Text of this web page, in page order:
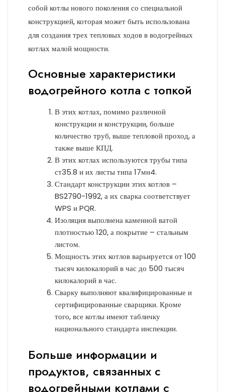
собой котлы нового поколения со специальной
конструкцией, которая может быть использована
для создания трех тепловых ходов в водогрейных
котлах малой мощности.
Основные характеристики
водогрейного котла с топкой
В этих котлах, помимо различной
конструкции и конструкции, больше
количество труб, выше тепловой проход, а
также выше КПД.
В этих котлах используются трубы типа
ст35.8 и их листы типа 17мн4.
Стандарт конструкции этих котлов –
BS2790-1992, а их сварка соответствует
WPS и PQR.
Изоляция выполнена каменной ватой
плотностью 120, а покрытие – стальным
листом.
Мощность этих котлов варьируется от 100
тысяч килокалорий в час до 500 тысяч
килокалорий в час.
Сварку выполняют квалифицированные и
сертифицированные сварщики. Кроме
того, все котлы имеют табличку
национального стандарта инспекции.
Больше информации и
продуктов, связанных с
водогрейными котлами с